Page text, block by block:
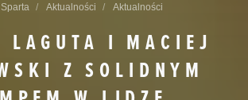
Aktualności Aktualności
LAGUTA I MACIEJ
Z SOLIDNYM